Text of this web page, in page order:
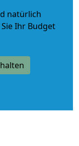
natürlich
Ihr Budget